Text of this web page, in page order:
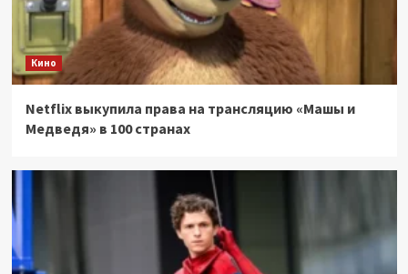
Кино
Netflix выкупила права на трансляцию «Машы и
Медведя» в 100 странах